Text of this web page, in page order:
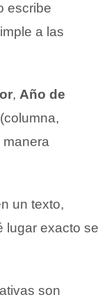
escribe
a las
, Año de
un texto,
lugar exacto se
son